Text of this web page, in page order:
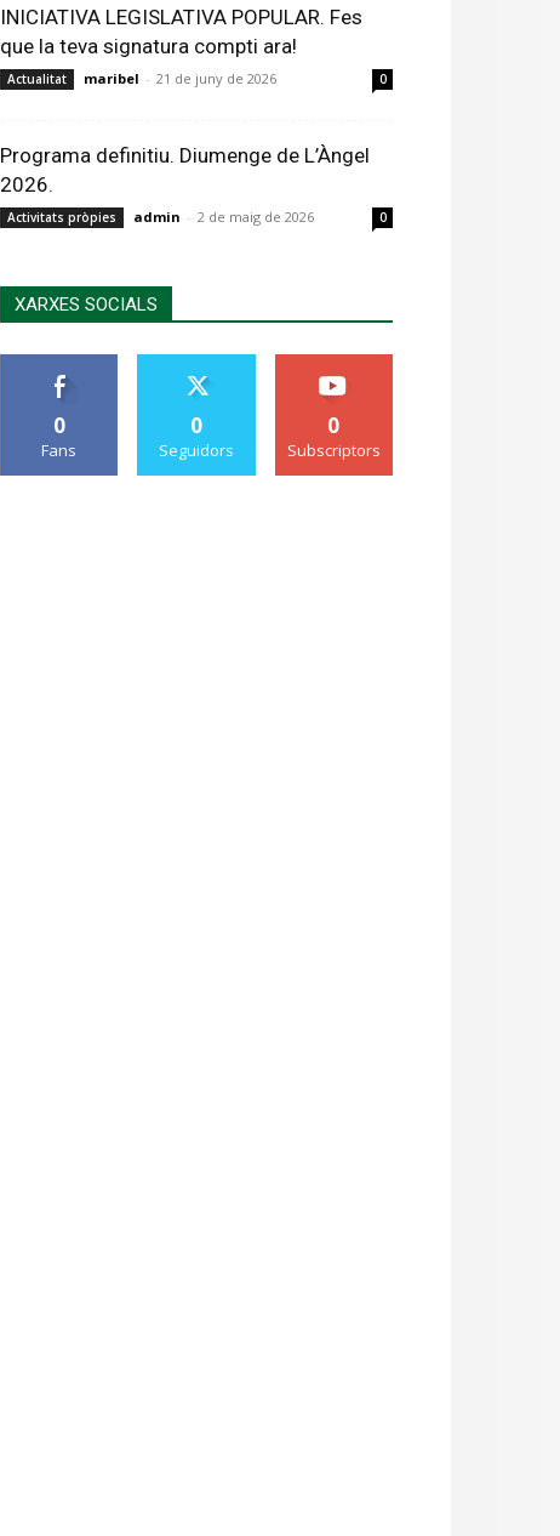
INICIATIVA LEGISLATIVA POPULAR. Fes
que la teva signatura compti ara!
Actualitat maribel - 21 de juny de 2026 0
Programa definitiu. Diumenge de L’Àngel
2026.
Activitats pròpies admin - 2 de maig de 2026 0
XARXES SOCIALS
0
Fans
0
Seguidors
0
Subscriptors